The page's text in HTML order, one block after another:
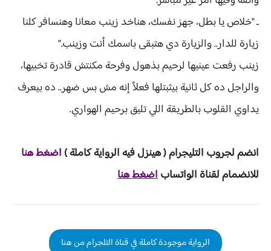
ـ "خلاص يا بطل، جهز نفسك، هناخد زينب معانا وهنسافر كلنا
زيارة للدار.. والزيارة دي هتبقى باسمك أنت وزينب."
زينب رفعت عينيها لرحيم بذهول وفرحة مكنتش قادرة تخبيها،
والراجل ده كل ثانية بيثبتلها فعلاً إنه مش بس ضهر.. ده بيعرف
يداوي القلوب بالطريقة اللي تليق برحيم الهواري.
انضم لجروب التليجرام ( هينزل فيه الرواية كاملة ) اضغط هنا
للانضمام لقناة الواتساباضغط هنا
الرواية موجودة كاملة في قناة التلجرام من هنا